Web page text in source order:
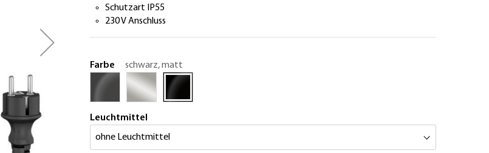
Schutzart IP55
230 V Anschluss
Farbe schwarz, matt
Leuchtmittel